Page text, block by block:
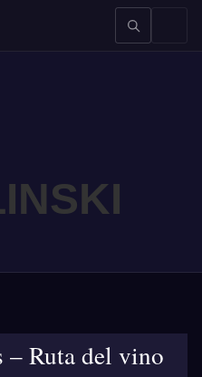
BUSCAR →
Bodegas Jujuy